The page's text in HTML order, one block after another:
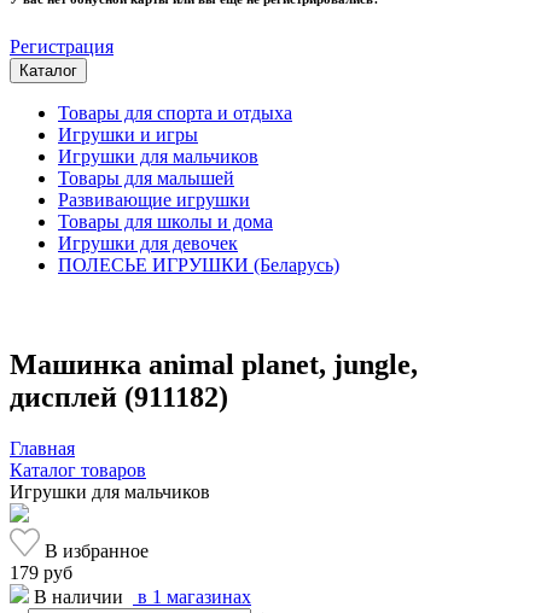
Регистрация
Каталог
Товары для спорта и отдыха
Игрушки и игры
Игрушки для мальчиков
Товары для малышей
Развивающие игрушки
Товары для школы и дома
Игрушки для девочек
ПОЛЕСЬЕ ИГРУШКИ (Беларусь)
Машинка animal planet, jungle,
дисплей (911182)
Главная
Каталог товаров
Игрушки для мальчиков
В избранное
179 руб
В наличии
в 1 магазинах